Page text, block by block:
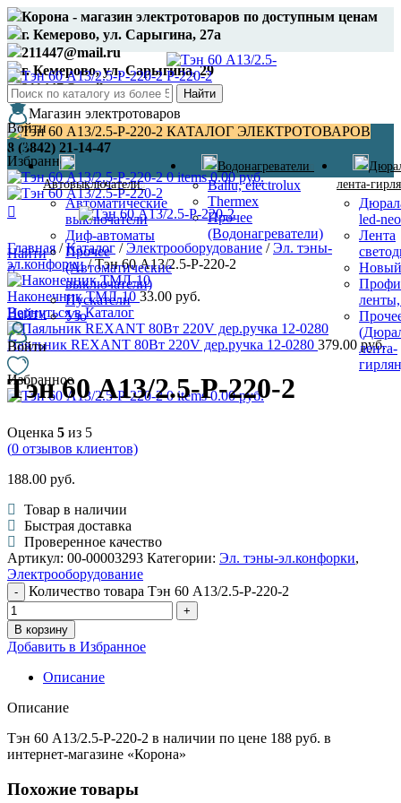
Корона - магазин электротоваров по доступным ценам
г. Кемерово, ул. Сарыгина, 27а
211447@mail.ru
г. Кемерово, ул. Сарыгина, 29
211447@mail.ru
Магазин электротоваров
8 (3842) 21-14-47
Найти
Войти
Избранное
0items 0.00руб.
Найти
Найти
Войти
Избранное
0items 0.00руб.
КАТАЛОГ ЭЛЕКТРОТОВАРОВ
Автовыключатели
Автоматические
выключатели
Диф-автоматы
Прочее
(Автоматические
выключатели)
Пускатели
Узо
Водонагреватели
Ballu, electrolux
Thermex
Прочее
(Водонагреватели)
лента-
led-
Лента
лента-
Главная/Каталог /Электрооборудование /Эл. тэны-
эл.конфорки/Тэн 60 А13/2.5-Р-220-2
Наконечник ТМЛ-10 33.00 руб.
Вернуться в Каталог
Паяльник REXANT 80Вт 220V дер.ручка 12-0280 379.00руб.
Тэн 60 А13/2.5-Р-220-2
Оценка 5 из 5
(0 отзывов клиентов)
188.00 руб.
Товар в наличии
Быстрая доставка
Проверенное качество
Артикул: 00-00003293 Категории: Эл. тэны-эл.конфорки,
Электрооборудование
Количество товара Тэн 60 А13/2.5-Р-220-2
В корзину
Добавить в Избранное
Описание
Описание
Тэн 60 А13/2.5-Р-220-2 в наличии по цене 188 руб. в
интернет-магазине «Корона»
Похожие товары